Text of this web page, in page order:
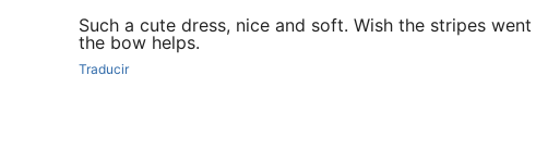
Such a cute dress, nice and soft. Wish the stripes
the bow helps.
Traducir